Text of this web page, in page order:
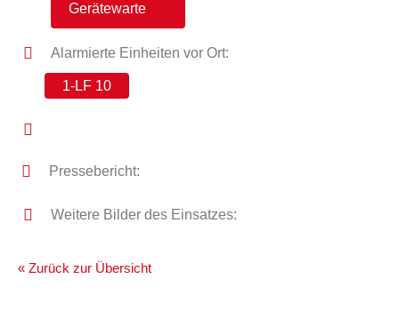
Gerätewarte
Alarmierte Einheiten vor Ort:
1-LF 10
Pressebericht:
Weitere Bilder des Einsatzes:
« Zurück zur Übersicht